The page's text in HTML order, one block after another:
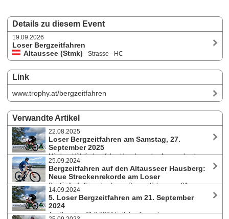
Details zu diesem Event
19.09.2026
Loser Bergzeitfahren
Altaussee (Stmk) - Strasse - HC
Link
www.trophy.at/bergzeitfahren
Verwandte Artikel
22.08.2025
Loser Bergzeitfahren am Samstag, 27.
September 2025
Mit dem Hillclimb auf den Hausberg des Ausseerlandes
über 9 Kilometer mit eigener Wertung für Rennräder und Mountainbikes
bereiten die Organisatoren der Salzkammergut-Trophy die nächste
Veranstaltung vor. Die Spendenaktion für DEBRA Austria und die
Schmetterlingskinder bei der Trophy war ein großartiger Erfolg.
25.09.2024
Bergzeitfahren auf den Altausseer Hausberg:
Neue Streckenrekorde am Loser
Die fünfte Auflage des Loser Bergzeitfahren am 21.
September 2024 stand im Zeichen drei neuer Streckenrekorde. Die
Schnellsten waren Julia Jedelhauser und Manuel Pliem mit dem
Rennrad, sowie Rosemarie Pötzelsberger und Philipp Bachl mit dem
14.09.2024
5. Loser Bergzeitfahren am 21. September
2024
Am Samstag 21.9.2024 lädt das Team der